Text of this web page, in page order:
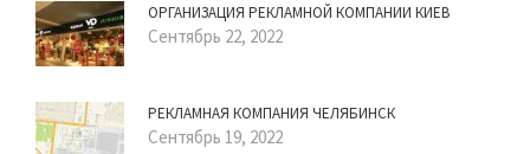
ОРГАНИЗАЦИЯ РЕКЛАМНОЙ КОМПАНИИ КИЕВ
Сентябрь 22, 2022
РЕКЛАМНАЯ КОМПАНИЯ ЧЕЛЯБИНСК
Сентябрь 19, 2022